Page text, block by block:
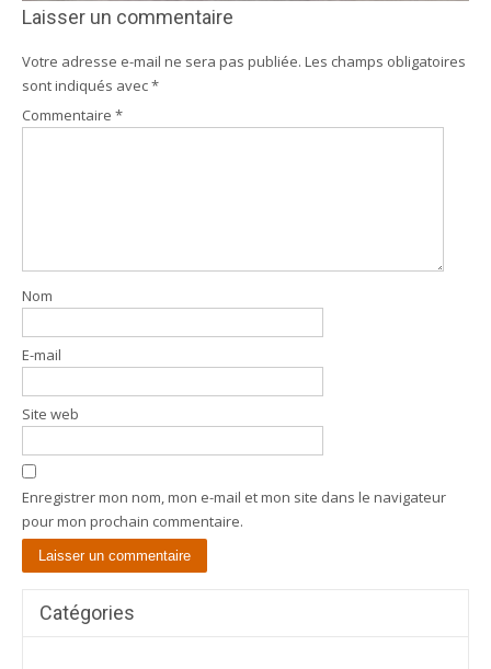
Laisser un commentaire
Votre adresse e-mail ne sera pas publiée. Les champs obligatoires
sont indiqués avec*
Commentaire *
Nom
E-mail
Site web
Enregistrer mon nom, mon e-mail et mon site dans le navigateur
pour mon prochain commentaire.
Catégories